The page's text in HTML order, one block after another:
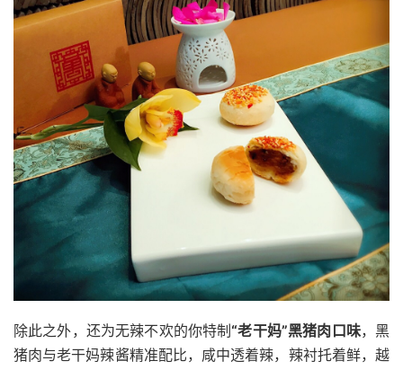
除此之外，还为无辣不欢的你特制“老干妈”黑猪肉口味，黑
猪肉与老干妈辣酱精准配比，咸中透着辣，辣衬托着鲜，越